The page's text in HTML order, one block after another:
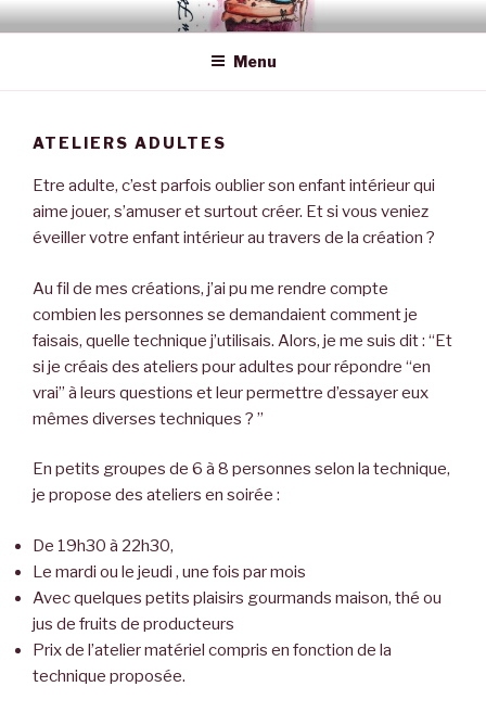
Skip
to
DU FÉE MAINS
Le Plaisir de la Création
Menu
ATELIERS ADULTES
Etre adulte, c’est parfois oublier son enfant intérieur qui
aime jouer, s’amuser et surtout créer. Et si vous veniez
éveiller votre enfant intérieur au travers de la création ?
Au fil de mes créations, j’ai pu me rendre compte
combien les personnes se demandaient comment je
faisais, quelle technique j’utilisais. Alors, je me suis dit : “Et
si je créais des ateliers pour adultes pour répondre “en
vrai” à leurs questions et leur permettre d’essayer eux
mêmes diverses techniques ? ”
En petits groupes de 6 à 8 personnes selon la technique,
je propose des ateliers en soirée :
De 19h30 à 22h30,
Le mardi ou le jeudi , une fois par mois
Avec quelques petits plaisirs gourmands maison, thé ou
jus de fruits de producteurs
Prix de l’atelier matériel compris en fonction de la
technique proposée.